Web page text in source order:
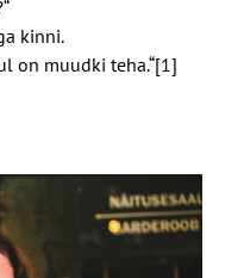
kinni.
on muudki teha.“[1]